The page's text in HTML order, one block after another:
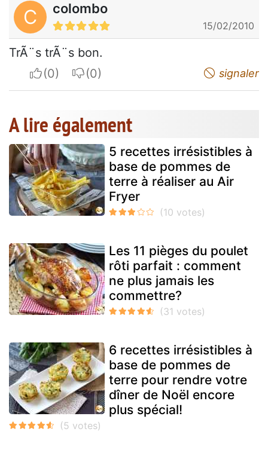
C colombo
15/02/2010
TrÃ¨s trÃ¨s bon.
I apreciateI do not appreciate signaler
A lire également
5 recettes irrésistibles à
base de pommes de
terre à réaliser au Air
Fryer
Les 11 pièges du poulet
rôti parfait : comment
ne plus jamais les
commettre?
6 recettes irrésistibles à
base de pommes de
terre pour rendre votre
dîner de Noël encore
plus spécial!